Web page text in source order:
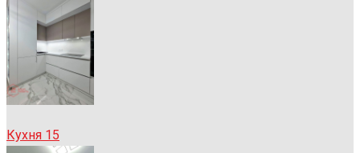
Кухня 15